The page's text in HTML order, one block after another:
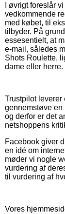
I øvrigt foreslår
vedkommende
med købet, til
tilbyder. På
essesentielt, at
e-mail, således
Shots Roulette,
dame eller herre.
Trustpilot
gennemstøve
og derfor er det
netshoppens
Facebook giver
en idé om
møder vi nogle
vurdering af
til vurdering af
Vores